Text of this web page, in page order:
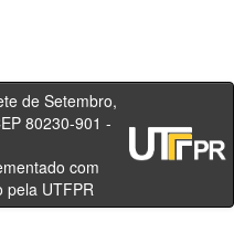
80230-901 -
- Brasil
com
pela UTFPR